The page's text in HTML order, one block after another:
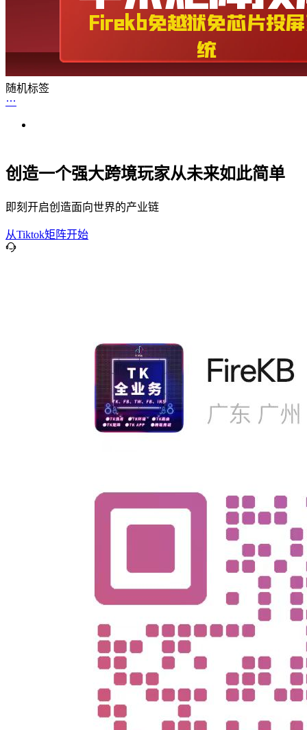
随机标签
创造一个强大跨境玩家从未来如此简单
即刻开启创造面向世界的产业链
从Tiktok矩阵开始